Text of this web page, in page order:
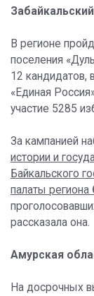
В регионе
поселения
12 кандидатов,
«Единая
участие 5285
За кампанией
истории и
Байкальского
палаты региона
рассказала она.
Амурская
На досрочных